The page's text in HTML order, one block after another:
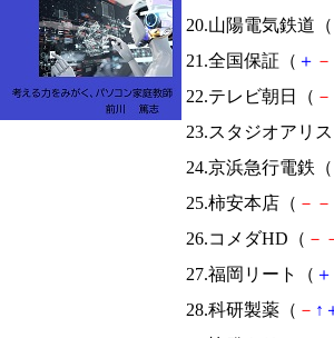
20.山陽電気鉄道（
21.全国保証（ ＋ －
22.テレビ朝日（ －
23.スタジオアリ
24.京浜急行電鉄（
25.柿安本店（ － －
26.コメダHD（ －
27.福岡リート（ ＋
28.科研製薬（ － ↑